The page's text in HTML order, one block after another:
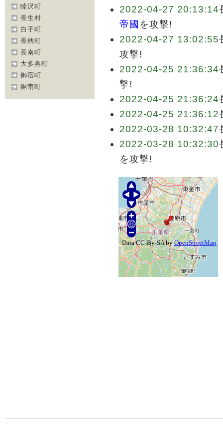
睦沢町
長生村
白子町
長柄町
長南町
大多喜町
御宿町
鋸南町
2022-04-27 20:13:14
帝國 を攻撃!
2022-04-27 13:02:55
攻撃!
2022-04-25 21:36:34
撃!
2022-04-25 21:36:24
2022-04-25 21:36:12
2022-03-28 10:32:47
2022-03-28 10:32:30
を攻撃!